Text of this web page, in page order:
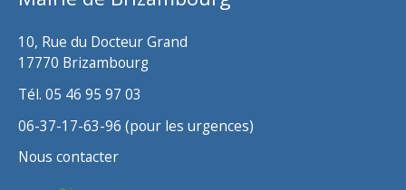
10, Rue du Docteur Grand
17770 Brizambourg
Tél. 05 46 95 97 03
06-37-17-63-96 (pour les urgences)
Nous contacter